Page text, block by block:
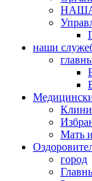
наши
Мать
город